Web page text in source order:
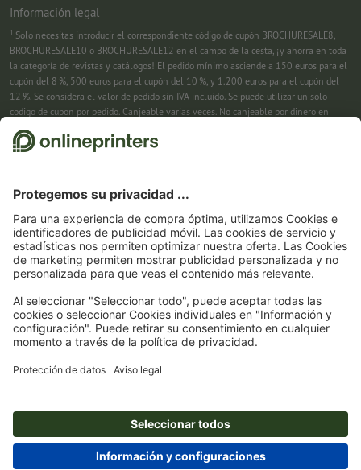
Información legal
1 Solo necesitas introducir el correspondiente código de cupón BROCHURESALE8,
BROCHURESALE10 o BROCHURESALE12 en el campo de la cesta, ¡y ahorra en toda
la categoría de revistas y catálogos! El pedido mínimo asciende a 150 euros para el
cupón del 8 %, 500 euros para el cupón del 10 %, y 1.200 euros para el cupón del
12 %. Se considera el valor de pedido sin IVA incluido. Se puede utilizar un solo
código de cupón por pedido. Canjeable varias veces. No canjeable por dinero en
efectivo. No acumulable con otras promociones. La promoción es válida hasta el
31/08/2026 inclusive.
nuestro boletín. Por supuesto, te puedes dar de baja en cualquier momento. Importe
máximo del descuento: 150 € del valor del pedido (sin IVA). Canjeable sólo una vez.
Sin pedido mínimo. No canjeable por dinero en efectivo. No acumulable con otras
promociones ni códigos de descuento.La validez del cupón es de seis semanas tras
la recepción.
3
cesta, y ahorra en productos seleccionados. Sin pedido mínimo. Canjeable varias
veces. No canjeable por dinero en efectivo. No acumulable con otras promociones.
La promoción es válida hasta el 31/08/2026 inclusive.
productos seleccionados. Sin pedido mínimo. Canjeable varias veces. No canjeable